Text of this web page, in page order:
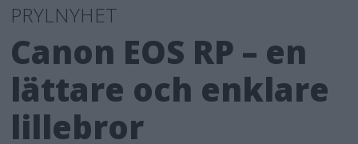
PRYLNYHET
Canon EOS RP – en
lättare och enklare
lillebror